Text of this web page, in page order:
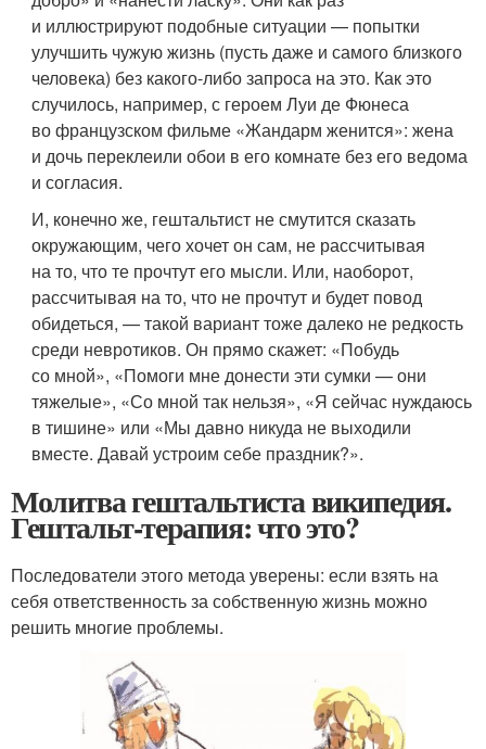
и иллюстрируют подобные ситуации — попытки
улучшить чужую жизнь (пусть даже и самого близкого
человека) без какого-либо запроса на это. Как это
случилось, например, с героем Луи де Фюнеса
во французском фильме «Жандарм женится»: жена
и дочь переклеили обои в его комнате без его ведома
и согласия.
И, конечно же, гештальтист не смутится сказать
окружающим, чего хочет он сам, не рассчитывая
на то, что те прочтут его мысли. Или, наоборот,
рассчитывая на то, что не прочтут и будет повод
обидеться, — такой вариант тоже далеко не редкость
среди невротиков. Он прямо скажет: «Побудь
со мной», «Помоги мне донести эти сумки — они
тяжелые», «Со мной так нельзя», «Я сейчас нуждаюсь
в тишине» или «Мы давно никуда не выходили
вместе. Давай устроим себе праздник?».
Молитва гештальтиста википедия.
Гештальт-терапия: что это?
Последователи этого метода уверены: если взять на
себя ответственность за собственную жизнь можно
решить многие проблемы.